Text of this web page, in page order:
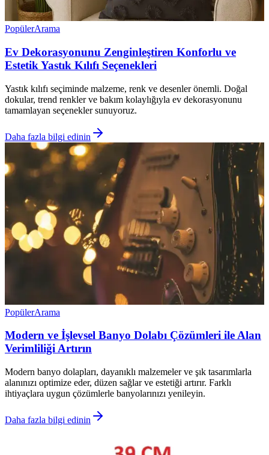
PopülerArama
Ev Dekorasyonunu Zenginleştiren Konforlu ve
Estetik Yastık Kılıfı Seçenekleri
Yastık kılıfı seçiminde malzeme, renk ve desenler önemli. Doğal
dokular, trend renkler ve bakım kolaylığıyla ev dekorasyonunu
tamamlayan seçenekler sunuyoruz.
Daha fazla bilgi edinin
PopülerArama
Modern ve İşlevsel Banyo Dolabı Çözümleri ile Alan
Verimliliği Artırın
Modern banyo dolapları, dayanıklı malzemeler ve şık tasarımlarla
alanınızı optimize eder, düzen sağlar ve estetiği artırır. Farklı
ihtiyaçlara uygun çözümlerle banyolarınızı yenileyin.
Daha fazla bilgi edinin